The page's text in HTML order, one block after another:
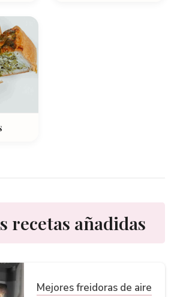
recetas añadidas
Mejores freidoras de aire